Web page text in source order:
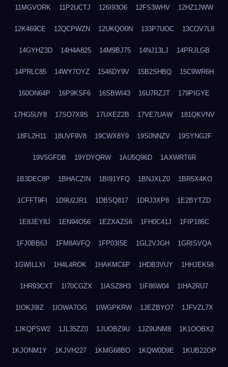
11MGVORK 11P2UCTJ 126I93O6 12FS3WHV 12HZ1JWW
12K469CE 12QCPWZN 12UKQO0N 133P7UOC 13COV7L8
14GYHZ3D 14H4A825 14M9BJ75 14NJ13LJ 14PRJLGB
14PRLC85 14WY7OYZ 1546DY9V 15B2SHBQ 15C9WR6H
160ON64P 16P9KSF6 16SBWI43 16U7RZJT 179PIGYE
17HG5UY8 17SO7X9S 17UXEZ2B 17VE7UAW 181QKVNV
18FL2H11 18UVF9V8 19CWX8Y9 19S0NNZV 19SYNG2F
19V5GFDB 19YDYQRW 1AU5Q96D 1AXWRT6R
1B3DEC8P 1BHACZIN 1BI91YFQ 1BNJXLZ0 1BR5X4KO
1CFFT9FI 1D9U2JR1 1DBSQ817 1DRJ3XP8 1E2BYTZD
1E8JEY8J 1EN94O56 1EZXAZS6 1FH0C41J 1FIP186C
1FJ0BB6J 1FM8AVFQ 1FP03I5E 1GL2VJGH 1GRISVQA
1GWILLXI 1H4L4ROK 1HAKMC6P 1HDB3VUY 1HHJEK58
1HR93CXT 1I70CGZX 1IASZ8H3 1IF86W04 1IHA2RU7
1IOKJ9IZ 1IOWA7OG 1IWGPKRW 1JEZBYO7 1JFVZL7X
1JKQPSW2 1JL35ZZ0 1JUOBZ9U 1JZ9UNM8 1K1OOBX2
1KJONM1Y 1KJVH227 1KMG68BO 1KQW0D9E 1KUB22OP